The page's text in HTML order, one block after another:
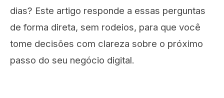
dias? Este artigo responde a essas perguntas
de forma direta, sem rodeios, para que você
tome decisões com clareza sobre o próximo
passo do seu negócio digital.